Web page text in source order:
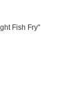
Fish Fry"